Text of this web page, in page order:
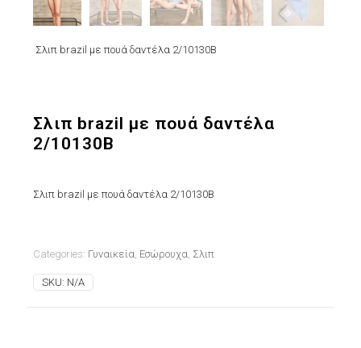
Σλιπ brazil με πουά δαντέλα 2/10130B
Σλιπ brazil με πουά δαντέλα
2/10130B
Σλιπ brazil με πουά δαντέλα 2/10130B
Categories: Γυναικεία, Εσώρουχα, Σλιπ
SKU: N/A